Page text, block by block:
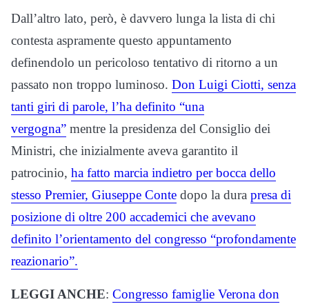
Dall’altro lato, però, è davvero lunga la lista di chi
contesta aspramente questo appuntamento
definendolo un pericoloso tentativo di ritorno a un
passato non troppo luminoso. Don Luigi Ciotti, senza
tanti giri di parole, l’ha definito “una
vergogna” mentre la presidenza del Consiglio dei
Ministri, che inizialmente aveva garantito il
patrocinio, ha fatto marcia indietro per bocca dello
stesso Premier, Giuseppe Conte dopo la dura presa di
posizione di oltre 200 accademici che avevano
definito l’orientamento del congresso “profondamente
reazionario”.
LEGGI ANCHE: Congresso famiglie Verona don